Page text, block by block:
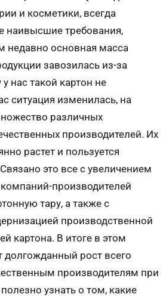
и косметики, всегда
наивысшие требования,
недавно основная масса
завозилась из-за
нас такой картон не
ситуация изменилась, на
различных
производителей. Их
растет и пользуется
это все с увеличением
производителей
тару, а также с
производственной
картона. В итоге в этом
долгожданный рост всего
производителям при
узнать о том, какие